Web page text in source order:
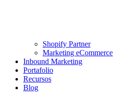
Shopify Partner
Marketing eCommerce
Inbound Marketing
Portafolio
Recursos
Blog